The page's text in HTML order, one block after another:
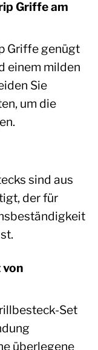
Griffe am
Griffe genügt
einem milden
Sie
um die
sind aus
der für
von
Set
überlegene